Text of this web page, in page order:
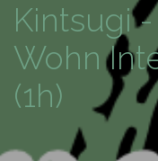
Kintsugi
Wohn
(1h)